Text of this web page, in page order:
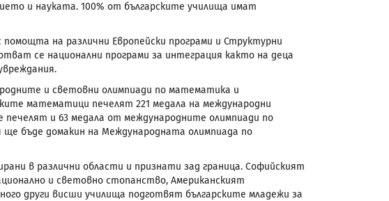
и науката. 100% от българските училища имат
на различни Европейски програми и Структурни
се национални програми за интеграция както на деца
и световни олимпиади по математика и
математици печелят 221 медала на международни
печелят и 63 медала от международните олимпиади по
ще бъде домакин на Международната олимпиада по
в различни области и признати зад граница. Софийският
и световно стопанство, Американският
други висши училища подготвят българските младежи за